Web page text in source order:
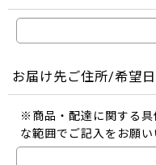
お届け先ご住所/希望
※商品・配達に関する
な範囲でご記入をお願い